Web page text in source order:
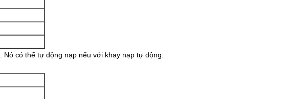
Nó có thể tự động nạp nếu với khay nạp tự động.